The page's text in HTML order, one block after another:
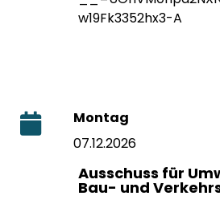
w19Fk3352hx3-A
Montag
07.12.2026
Ausschuss für
Bau- und